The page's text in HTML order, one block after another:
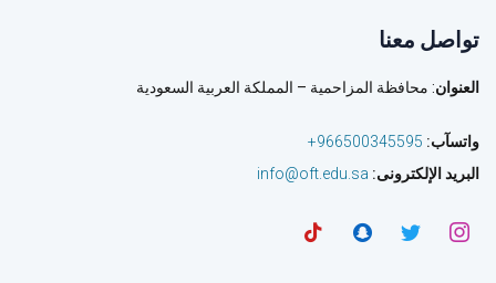
تواصل معنا
العنوان: محافظة المزاحمية – المملكة العربية السعودية
واتسآب:
966500345595+
البريد الإلكترونى:
info@oft.edu.sa